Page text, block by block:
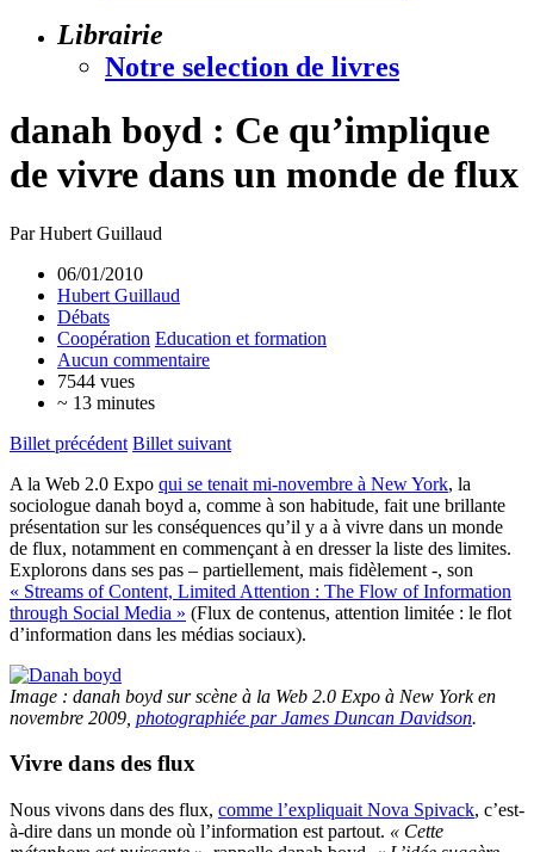
Librairie
Notre selection de livres
danah boyd : Ce qu’implique
de vivre dans un monde de flux
Par Hubert Guillaud
06/01/2010
Hubert Guillaud
Débats
Coopération Education et formation
Aucun commentaire
7544 vues
~ 13 minutes
Billet précédent Billet suivant
A la Web 2.0 Expo qui se tenait mi-novembre à New York, la
sociologue danah boyd a, comme à son habitude, fait une brillante
présentation sur les conséquences qu’il y a à vivre dans un monde
de flux, notamment en commençant à en dresser la liste des limites.
Explorons dans ses pas – partiellement, mais fidèlement -, son
« Streams of Content, Limited Attention : The Flow of Information
through Social Media » (Flux de contenus, attention limitée : le flot
d’information dans les médias sociaux).
Image : danah boyd sur scène à la Web 2.0 Expo à New York en
novembre 2009, photographiée par James Duncan Davidson.
Vivre dans des flux
Nous vivons dans des flux, comme l’expliquait Nova Spivack, c’est-
à-dire dans un monde où l’information est partout. « Cette